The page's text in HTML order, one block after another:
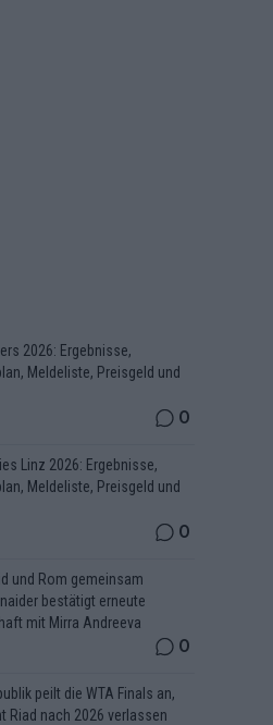
2026: Ergebnisse,
Meldeliste, Preisgeld und
0
Linz 2026: Ergebnisse,
Meldeliste, Preisgeld und
0
und Rom gemeinsam
bestätigt erneute
mit Mirra Andreeva
0
peilt die WTA Finals an,
Riad nach 2026 verlassen